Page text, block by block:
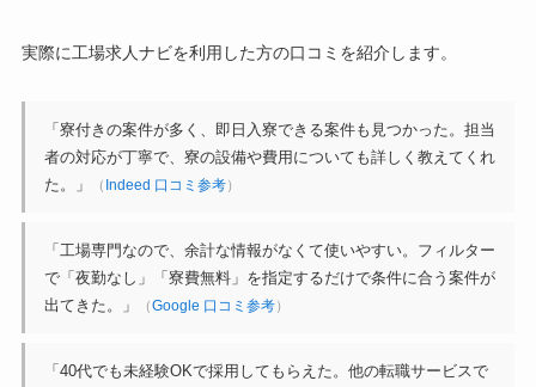
実際に工場求人ナビを利用した方の口コミを紹介します。
「寮付きの案件が多く、即日入寮できる案件も見つかった。担当
者の対応が丁寧で、寮の設備や費用についても詳しく教えてくれ
た。」
（ Indeed 口コミ参考）
「工場専門なので、余計な情報がなくて使いやすい。フィルター
で「夜勤なし」「寮費無料」を指定するだけで条件に合う案件が
出てきた。」
（Google 口コミ参考）
「40代でも未経験OKで採用してもらえた。他の転職サービスで